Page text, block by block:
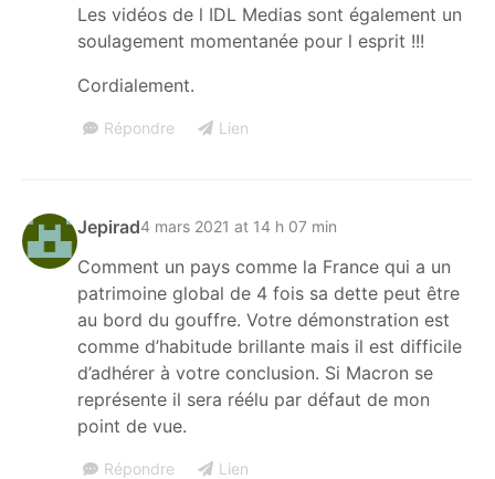
Les vidéos de l IDL Medias sont également un
soulagement momentanée pour l esprit !!!
Cordialement.
Répondre Lien
Jepirad4 mars 2021 at 14 h 07 min
Comment un pays comme la France qui a un
patrimoine global de 4 fois sa dette peut être
au bord du gouffre. Votre démonstration est
comme d’habitude brillante mais il est difficile
d’adhérer à votre conclusion. Si Macron se
représente il sera réélu par défaut de mon
point de vue.
Répondre Lien